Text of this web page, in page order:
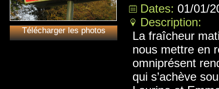
Télécharger les photos
Dates: 01/01/
Description:
La fraîcheur
nous mettre en
omniprésent
qui s’achève